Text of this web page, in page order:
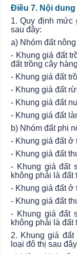
Điều 7. Nội
1. Quy định mức
sau đây:
a) Nhóm đất
- Khung giá đất
đất trồng cây
- Khung giá đất
- Khung giá đất
- Khung giá đất
- Khung giá đất
b) Nhóm đất phi
- Khung giá đất ở
- Khung giá đất
- Khung giá đất
không phải là đất
- Khung giá đất ở
- Khung giá đất th
- Khung giá đất
không phải là đất
2. Khung giá
loại đô thị sau